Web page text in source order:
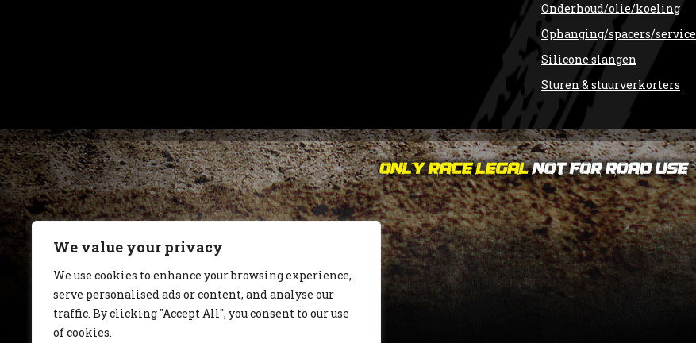
We value your privacy
We use cookies to enhance your browsing experience,
serve personalised ads or content, and analyse our
traffic. By clicking "Accept All", you consent to our use
of cookies.
Onderhoud/olie/koeling
Ophanging/spacers/service
Silicone slangen
Sturen & stuurverkorters